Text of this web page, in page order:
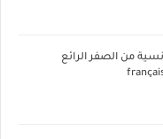
من الصفر الرائع